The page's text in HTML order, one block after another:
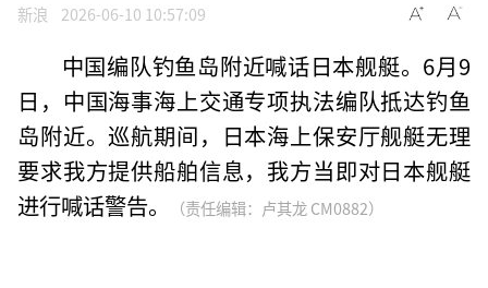
新浪 2026-06-10 10:57:09
中国编队钓鱼岛附近喊话日本舰艇。6月9
日，中国海事海上交通专项执法编队抵达钓鱼
岛附近。巡航期间，日本海上保安厅舰艇无理
要求我方提供船舶信息，我方当即对日本舰艇
进行喊话警告。
（责任编辑：卢其龙 CM0882）